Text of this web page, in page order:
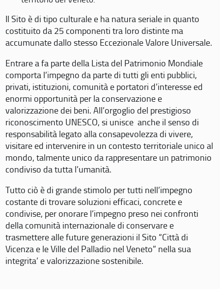
Il Sito è di tipo culturale e ha natura seriale in quanto
costituito da 25 componenti tra loro distinte ma
accumunate dallo stesso Eccezionale Valore Universale.
Entrare a fa parte della Lista del Patrimonio Mondiale
comporta l’impegno da parte di tutti gli enti pubblici,
privati, istituzioni, comunità e portatori d’interesse ed
enormi opportunità per la conservazione e
valorizzazione dei beni. All’orgoglio del prestigioso
riconoscimento UNESCO, si unisce anche il senso di
responsabilità legato alla consapevolezza di vivere,
visitare ed intervenire in un contesto territoriale unico al
mondo, talmente unico da rappresentare un patrimonio
condiviso da tutta l’umanità.
Tutto ciò è di grande stimolo per tutti nell’impegno
costante di trovare soluzioni efficaci, concrete e
condivise, per onorare l’impegno preso nei confronti
della comunità internazionale di conservare e
trasmettere alle future generazioni il Sito “Città di
Vicenza e le Ville del Palladio nel Veneto” nella sua
integrita’ e valorizzazione sostenibile.